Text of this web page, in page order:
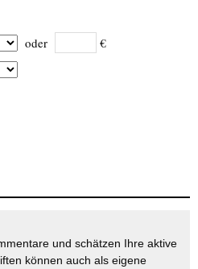
oder €
und schätzen Ihre aktive
können auch als eigene